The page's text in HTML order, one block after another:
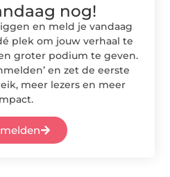
nog!
en meld je vandaag
plek om jouw verhaal te
groter podium te geven.
en zet de eerste
meer lezers en meer